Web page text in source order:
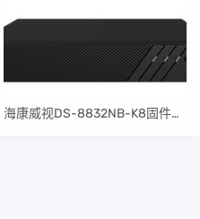
​海康威视DS-8832NB-K8固件升级包V4.30.097build240401